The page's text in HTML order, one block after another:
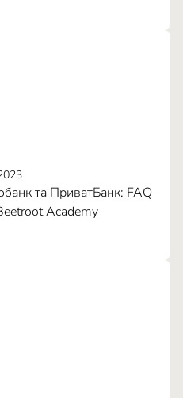
000mAh
та ПриватБанк: FAQ
Academy